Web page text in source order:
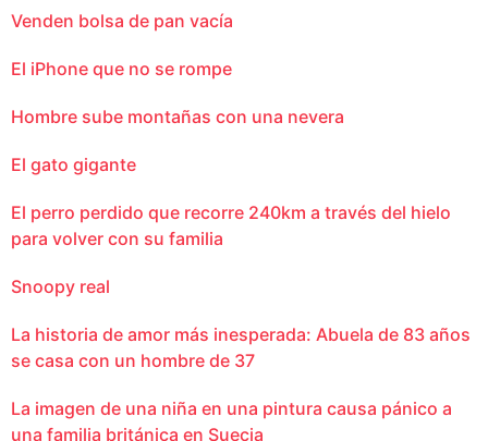
Venden bolsa de pan vacía
El iPhone que no se rompe
Hombre sube montañas con una nevera
El gato gigante
El perro perdido que recorre 240km a través del hielo
para volver con su familia
Snoopy real
La historia de amor más inesperada: Abuela de 83 años
se casa con un hombre de 37
La imagen de una niña en una pintura causa pánico a
una familia británica en Suecia